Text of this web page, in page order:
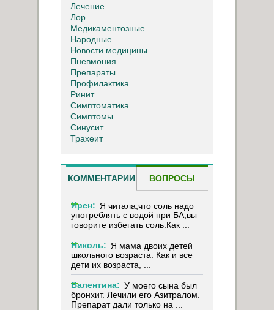
Лечение
Лор
Медикаментозные
Народные
Новости медицины
Пневмония
Препараты
Профилактика
Ринит
Симптоматика
Симптомы
Синусит
Трахеит
КОММЕНТАРИИ ВОПРОСЫ
Ирен: Я читала,что соль надо
употреблять с водой при БА,вы
говорите избегать соль.Как ...
Николь: Я мама двоих детей
школьного возраста. Как и все
дети их возраста, ...
Валентина: У моего сына был
бронхит. Лечили его Азитралом.
Препарат дали только на ...